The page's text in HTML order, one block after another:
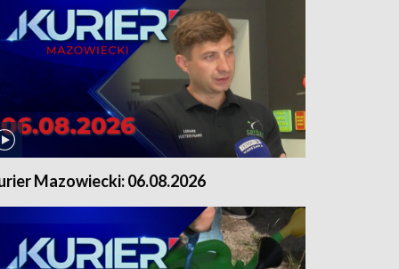
Mazowiecki: 06.08.2026